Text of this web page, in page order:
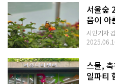
서울숲
음이 아
시민기자
스물,
일파티